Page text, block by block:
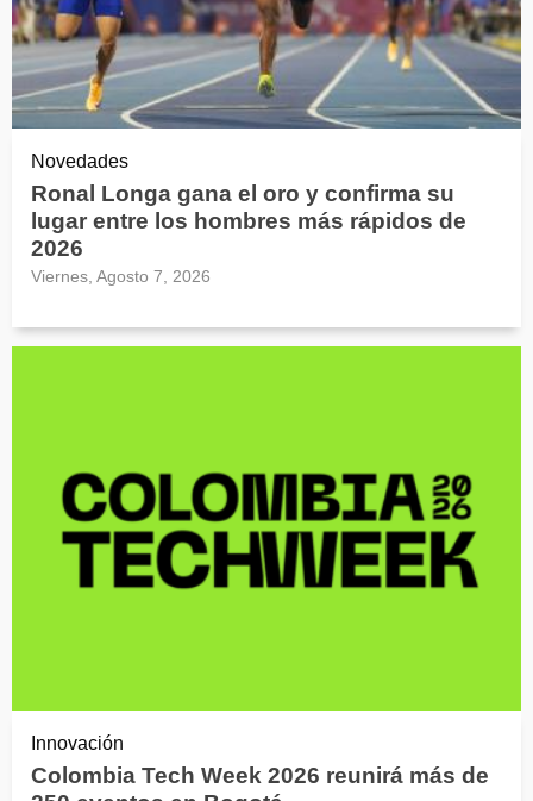
Novedades
Ronal Longa gana el oro y confirma su
lugar entre los hombres más rápidos de
2026
Viernes, Agosto 7, 2026
Innovación
Colombia Tech Week 2026 reunirá más de